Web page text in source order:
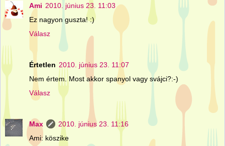
Ami 2010. június 23. 11:03
Ez nagyon guszta! :)
Válasz
Értetlen 2010. június 23. 11:07
Nem értem. Most akkor spanyol vagy svájci?:-)
Válasz
Max
2010. június 23. 11:16
Ami: köszike